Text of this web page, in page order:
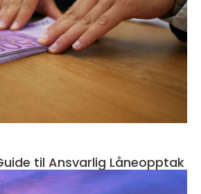
En Guide til Ansvarlig Låneopptak